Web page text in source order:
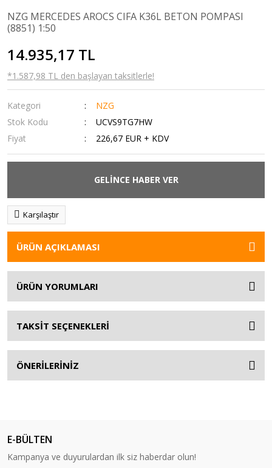
NZG MERCEDES AROCS CIFA K36L BETON POMPASI
(8851) 1:50
14.935,17 TL
*1.587,98 TL den başlayan taksitlerle!
Kategori
NZG
Stok Kodu
UCVS9TG7HW
Fiyat
226,67 EUR + KDV
GELİNCE HABER VER
Karşılaştır
ÜRÜN AÇIKLAMASI
ÜRÜN YORUMLARI
TAKSİT SEÇENEKLERİ
ÖNERİLERİNİZ
E-BÜLTEN
Kampanya ve duyurulardan ilk siz haberdar olun!